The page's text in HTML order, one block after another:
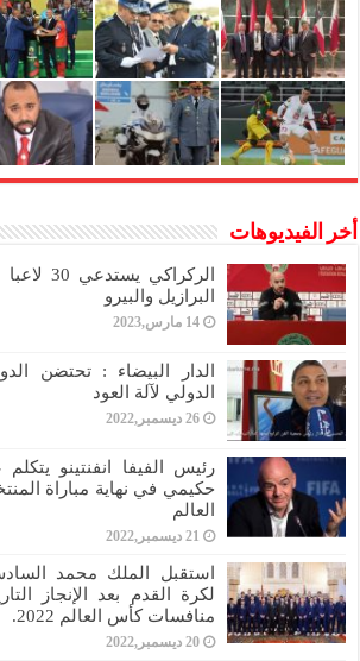
أخر الفيديوهات
البرازيل والبيرو
14 مارس,2023
الدار البيضاء : تحتضن
الدولي لآلة العود
26 ديسمبر,2022
رئيس الفيفا انفنتينو
حكيمي في نهاية مباراة
العالم
21 ديسمبر,2022
استقبل الملك محمد
لكرة القدم بعد الإنجاز
منافسات كأس العالم 2022.
20 ديسمبر,2022